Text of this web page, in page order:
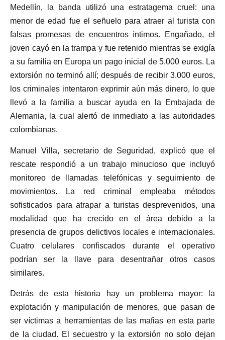
Medellín, la banda utilizó una estratagema cruel: una
menor de edad fue el señuelo para atraer al turista con
falsas promesas de encuentros íntimos. Engañado, el
joven cayó en la trampa y fue retenido mientras se exigía
a su familia en Europa un pago inicial de 5.000 euros. La
extorsión no terminó allí; después de recibir 3.000 euros,
los criminales intentaron exprimir aún más dinero, lo que
llevó a la familia a buscar ayuda en la Embajada de
Alemania, la cual alertó de inmediato a las autoridades
colombianas.
Manuel Villa, secretario de Seguridad, explicó que el
rescate respondió a un trabajo minucioso que incluyó
monitoreo de llamadas telefónicas y seguimiento de
movimientos. La red criminal empleaba métodos
sofisticados para atrapar a turistas desprevenidos, una
modalidad que ha crecido en el área debido a la
presencia de grupos delictivos locales e internacionales.
Cuatro celulares confiscados durante el operativo
podrían ser la llave para desentrañar otros casos
similares.
Detrás de esta historia hay un problema mayor: la
explotación y manipulación de menores, que pasan de
ser víctimas a herramientas de las mafias en esta parte
de la ciudad. El secuestro y la extorsión no solo dejan